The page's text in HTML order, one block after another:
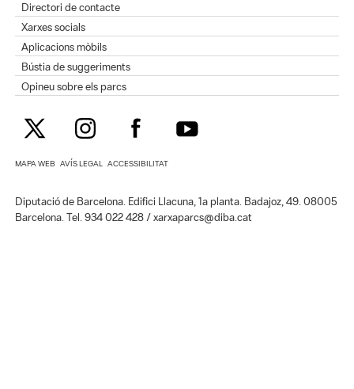
Directori de contacte
Xarxes socials
Aplicacions mòbils
Bústia de suggeriments
Opineu sobre els parcs
MAPA WEB AVÍS LEGAL ACCESSIBILITAT
Diputació de Barcelona. Edifici Llacuna, 1a planta. Badajoz, 49. 08005
Barcelona. Tel. 934 022 428 / xarxaparcs@diba.cat